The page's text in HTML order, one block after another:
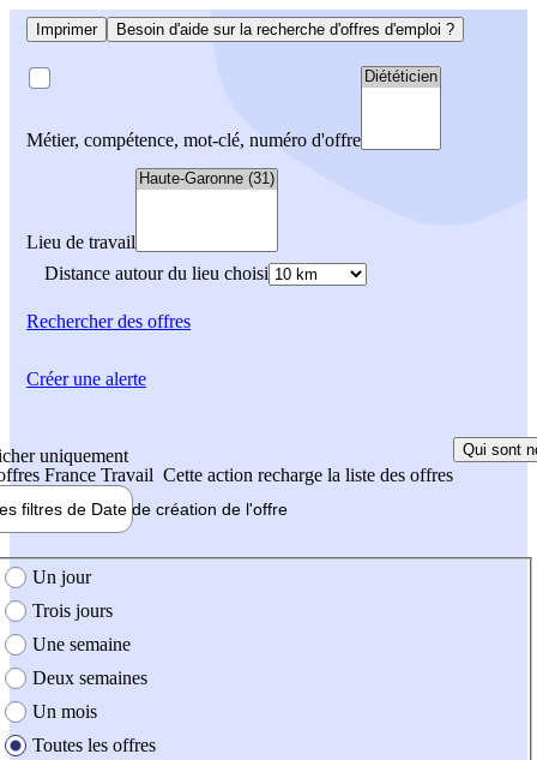
Imprimer Besoin d'aide sur la recherche d'offres d'emploi ?
Métier, compétence, mot-clé, numéro d'offre
Lieu de travail
Distance autour du lieu choisi
Rechercherdes offres
uniquement
France Travail Cette action recharge la liste des offres
Qui sont
filtres de Date de création de l'offre
création de l'offre
Un jour
Trois jours
Une semaine
Deux semaines
Un mois
Toutes les offres
Créer une alerte